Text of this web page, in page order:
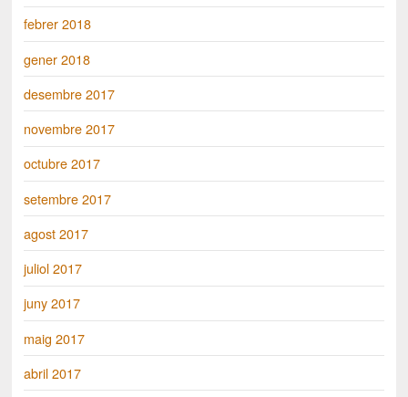
febrer 2018
gener 2018
desembre 2017
novembre 2017
octubre 2017
setembre 2017
agost 2017
juliol 2017
juny 2017
maig 2017
abril 2017